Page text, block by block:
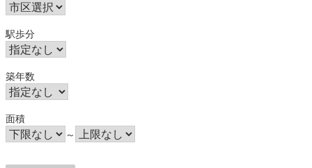
駅歩分
築年数
面積
～